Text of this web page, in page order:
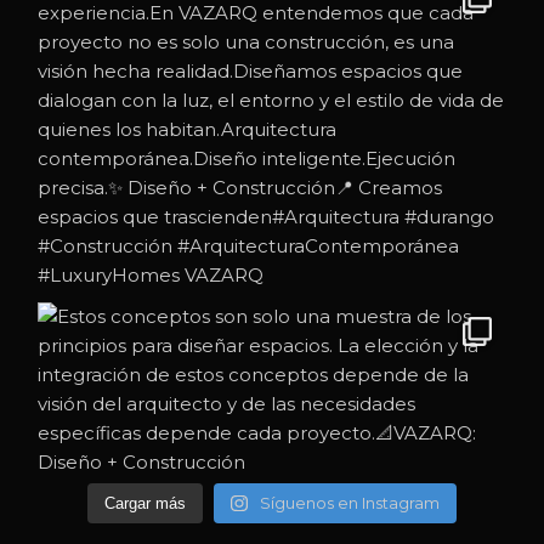
Cargar más Síguenos en Instagram